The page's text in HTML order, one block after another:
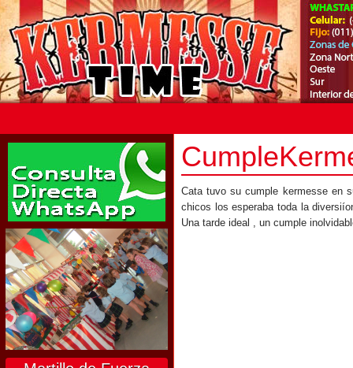
Cata tuvo su cumple kermesse en
chicos los esperaba toda la
Una tarde ideal , un cumple